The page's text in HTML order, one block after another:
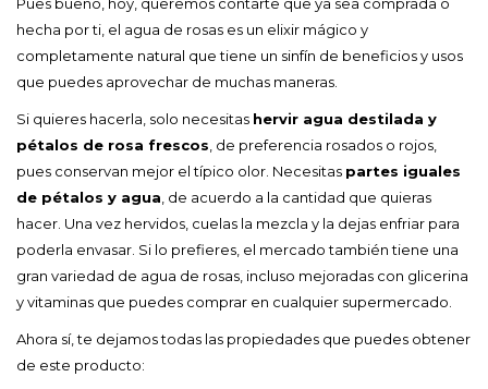
hecha por ti, el agua de rosas es un elixir mágico y
completamente natural que tiene un sinfín de beneficios y usos
que puedes aprovechar de muchas maneras.
Si quieres hacerla, solo necesitas hervir agua destilada y
pétalos de rosa frescos , de preferencia rosados o rojos,
pues conservan mejor el típico olor. Necesitas partes iguales
de pétalos y agua , de acuerdo a la cantidad que quieras
hacer. Una vez hervidos, cuelas la mezcla y la dejas enfriar para
poderla envasar. Si lo prefieres, el mercado también tiene una
gran variedad de agua de rosas, incluso mejoradas con glicerina
y vitaminas que puedes comprar en cualquier supermercado.
Ahora sí, te dejamos todas las propiedades que puedes obtener
de este producto: